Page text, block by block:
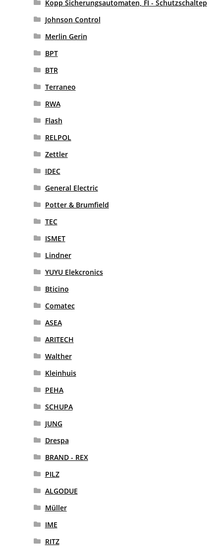
Kopp Sicherungsautomaten, FI - Schutzschaltep
Johnson Control
Merlin Gerin
BPT
BTR
Terraneo
RWA
Flash
RELPOL
Zettler
IDEC
General Electric
Potter & Brumfield
TEC
ISMET
Lindner
YUYU Elekcronics
Bticino
Comatec
ASEA
ARITECH
Walther
Kleinhuis
PEHA
SCHUPA
JUNG
Drespa
BRAND - REX
PILZ
ALGODUE
Müller
IME
RITZ